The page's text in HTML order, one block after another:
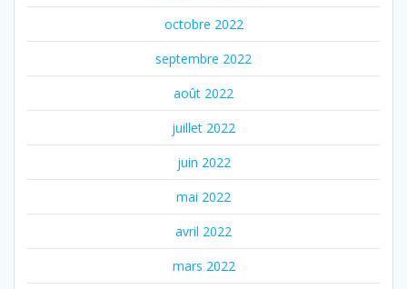
octobre 2022
septembre 2022
août 2022
juillet 2022
juin 2022
mai 2022
avril 2022
mars 2022